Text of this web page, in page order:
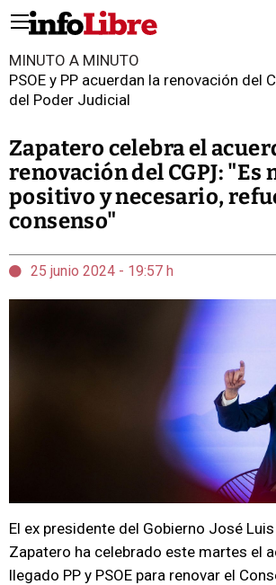
MINUTO A MINUTO
PSOE y PP acuerdan la renovación del
del Poder Judicial
Zapatero celebra el
renovación del CGPJ: "Es
positivo y necesario,
consenso"
25 junio 2024 - 19:57 h
El ex presidente del Gobierno José
Zapatero ha celebrado este martes el
llegado PP y PSOE para renovar el